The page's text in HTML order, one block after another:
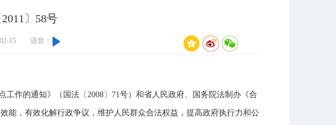
〕58号
15 语音：
工作的通知》（国法〔 2008〕 71号）和省人民政府、国务院法制办《合
能，有效化解行政争议，维护人民群众合法权益，提高政府执行力和公